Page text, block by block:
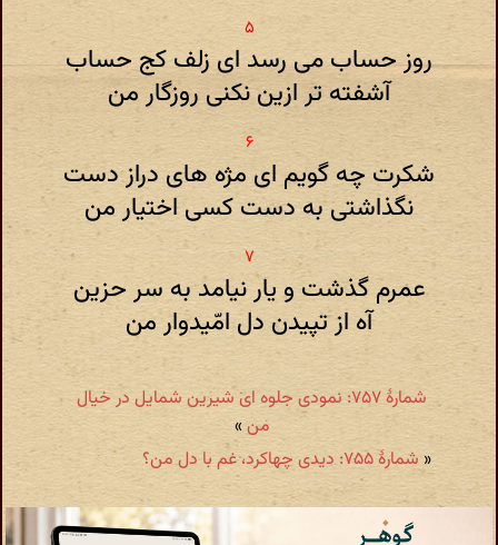
روز حساب می رسد ای زلف کج حساب
آشفته تر ازین نکنی روزگار من
شکرت چه گویم ای مژه های دراز دست
نگذاشتی به دست کسی اختیار من
عمرم گذشت و یار نیامد به سر حزین
آه از تپیدن دل امّیدوار من
شمارهٔ ۷۵۷: نمودی جلوه ای شیرین شمایل در خیال
من»
« شمارهٔ ۷۵۵: دیدی چهاکرد، غم با دل من؟